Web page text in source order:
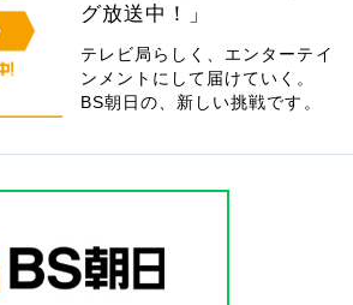
グ放送中！」
テレビ局らしく、エンターテイ
ンメントにして届けていく。
BS朝日の、新しい挑戦です。